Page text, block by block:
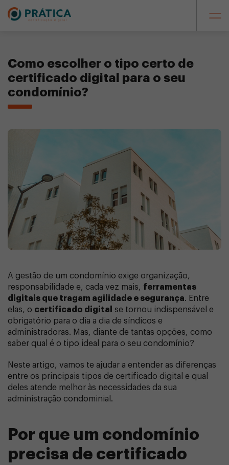
Como escolher o tipo certo de
certificado digital para o seu
condomínio?
A gestão de um condomínio exige organização,
responsabilidade e, cada vez mais, ferramentas
digitais que tragam agilidade e segurança. Entre
elas, o certificado digital
se tornou indispensável e
obrigatório para o dia a dia de síndicos e
administradoras. Mas, diante de tantas opções, como
saber qual é o tipo ideal para o seu condomínio?
Neste artigo, vamos te ajudar a entender as diferenças
entre os principais tipos de certificado digital e qual
deles atende melhor às necessidades da sua
administração condominial.
Por que um condomínio
precisa de certificado